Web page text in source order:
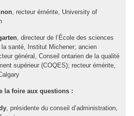
, recteur émérite, University of
, directeur de l’École des sciences
la santé, Institut Michener; ancien
général, Conseil ontarien de la qualité
supérieur (COQES); recteur émérite,
la foire aux questions :
, présidente du conseil d’administration,